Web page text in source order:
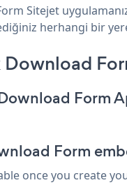
Sitejet
herhangi bir
Form
Form
once you create